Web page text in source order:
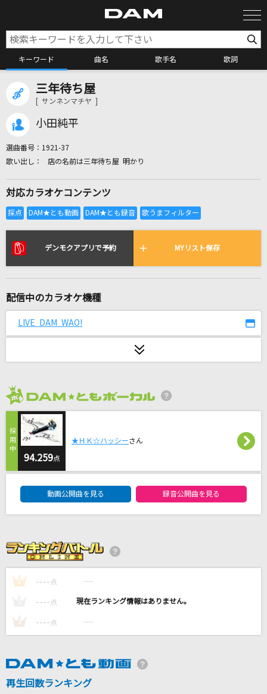
キーワード 曲名 歌手名 歌詞
全国りれき
リアルタイムで歌われている曲の一覧
[生音]初恋
[生音]赤い糸(ビデオクリップバージョン)
≠ME
君と夏フェス
長い夜
A-JARI
アゲハ蝶
ポルノグラフィティ
Calc.
ジミーサムP feat.初音ミク
ホシアイ
街角-on the corner-
三年待ち屋
[ サンネンマチヤ ]
小田純平
選曲番号： 1921-37
店の名前は三年待ち屋 明かり
対応カラオケコンテンツ
デンモクアプリで予約 MYリスト保存
配信中のカラオケ機種
LIVE DAM WAO!
94.259点
★ＨＫ☆ハッシーさん
動画公開曲を見る 録音公開曲を見る
1 ---- 点 ----
---- 点 ----
3 ---- 点 ----
再生回数ランキング